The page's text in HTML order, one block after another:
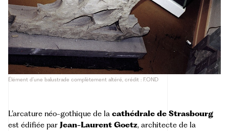
Élément d’une balustrade complètement altéré, crédit : F.OND
L’arcature néo-gothique de la cathédrale de Strasbourg
est édifiée par Jean-Laurent Goetz, architecte de la